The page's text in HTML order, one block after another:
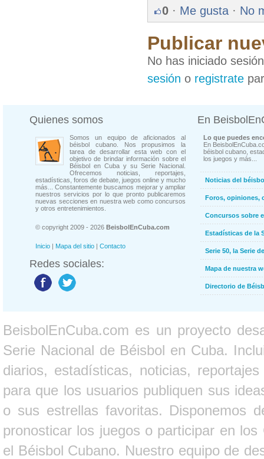
0 · Me gusta · No
Publicar
No has iniciado
sesión o registrate
Quienes somos
Somos un equipo de aficionados al
béisbol cubano. Nos propusimos la
tarea de desarrollar esta web con el
objetivo de brindar información sobre el
Béisbol en Cuba y su Serie Nacional.
Ofrecemos noticias, reportajes,
estadísticas, foros de debate, juegos online y mucho
más... Constantemente buscamos mejorar y ampliar
nuestros servicios por lo que pronto publicaremos
nuevas secciones en nuestra web como concursos
y otros entretenimientos.
© copyright 2009 - 2026 BeisbolEnCuba.com
Inicio | Mapa del sitio | Contacto
Redes sociales:
En
Lo que puedes
En
béisbol cubano,
los juegos y más...
Noticias del
Foros, opiniones,
Concursos sobre
Estadísticas de la
Serie 50, la Serie
Mapa de nuestra
Directorio de
BeisbolEnCuba.com es un proyecto
Serie Nacional de Béisbol en Cuba.
diarios, estadísticas, noticias,
para que los usuarios publiquen sus
o sus estrellas favoritas. Disponemos
pronosticar los juegos o participar en
el Béisbol Cubano. Nuestro equipo de